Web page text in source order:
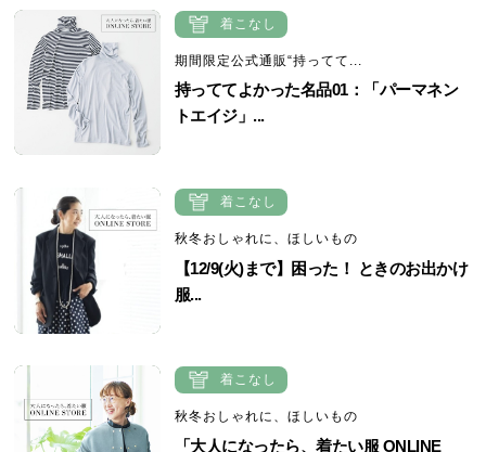
着こなし
期間限定公式通販“持ってて...
持っててよかった名品01：「パーマネン
トエイジ」...
着こなし
秋冬おしゃれに、ほしいもの
【12/9(火)まで】困った！ ときのお出かけ
服...
着こなし
秋冬おしゃれに、ほしいもの
「大人になったら、着たい服 ONLINE